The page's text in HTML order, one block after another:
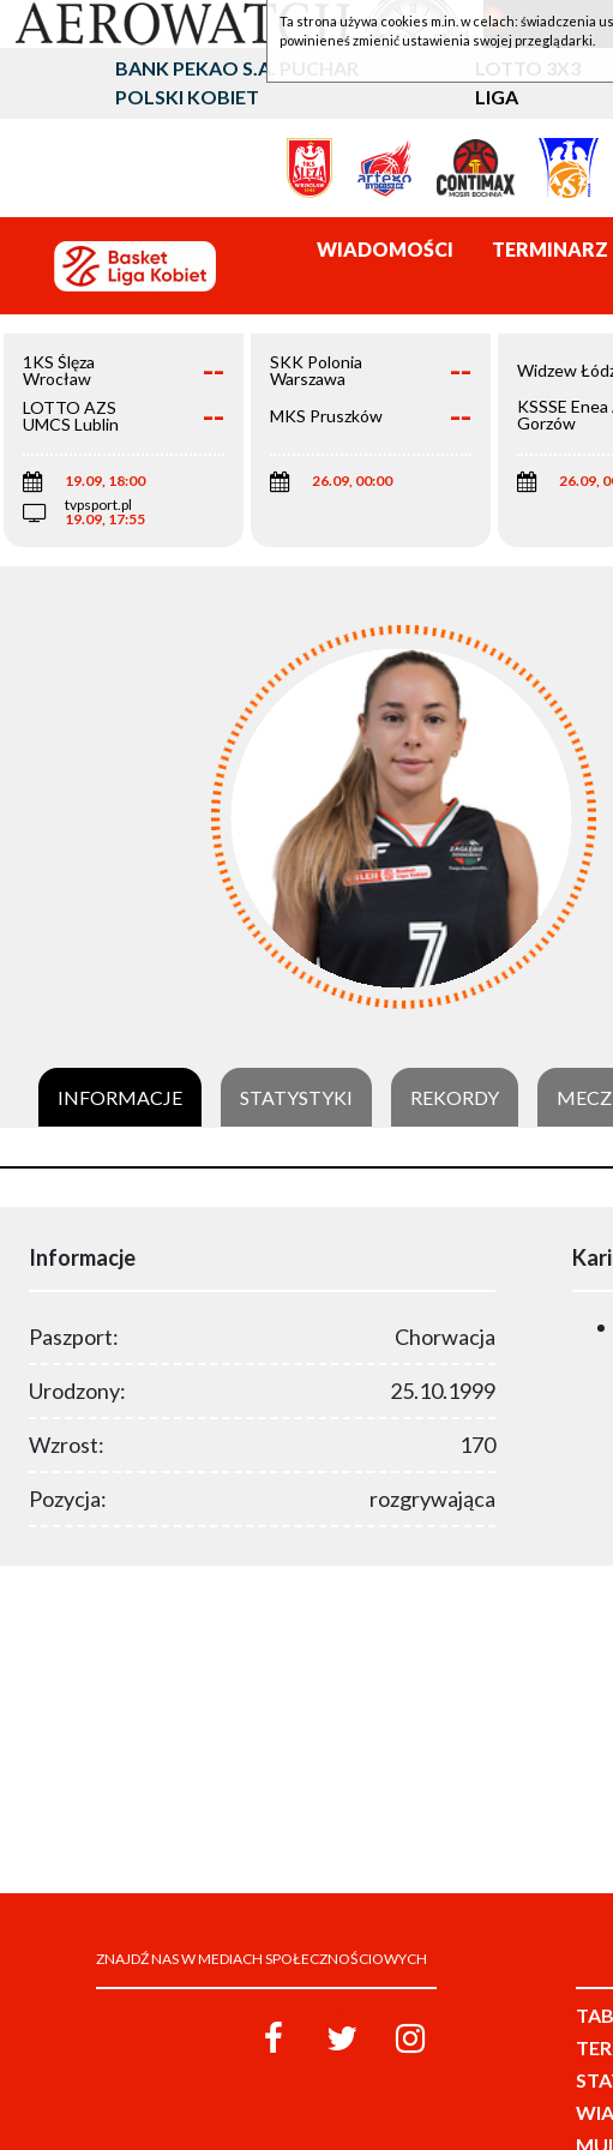
BANK PEKAO S.A. PUCHAR
POLSKI KOBIET
LOTTO 3X3
LIGA
WIADOMOŚCI TERMINARZ
1KS Ślęza
Wrocław
--
LOTTO AZS
UMCS Lublin
--
19.09, 18:00
tvpsport.pl
19.09, 17:55
SKK Polonia
Warszawa
--
MKS Pruszków --
26.09, 00:00
Widzew
KSSSE Enea
Gorzów
26.09,
INFORMACJE STATYSTYKI REKORDY
Informacje
Paszport: Chorwacja
Urodzony: 25.10.1999
Wzrost: 170
Pozycja: rozgrywająca
ZNAJDŹ NAS W MEDIACH SPOŁECZNOŚCIOWYCH
Ta strona używa cookies m.in. w celach: świadczenia
powinieneś zmienić ustawienia swojej przeglądarki.